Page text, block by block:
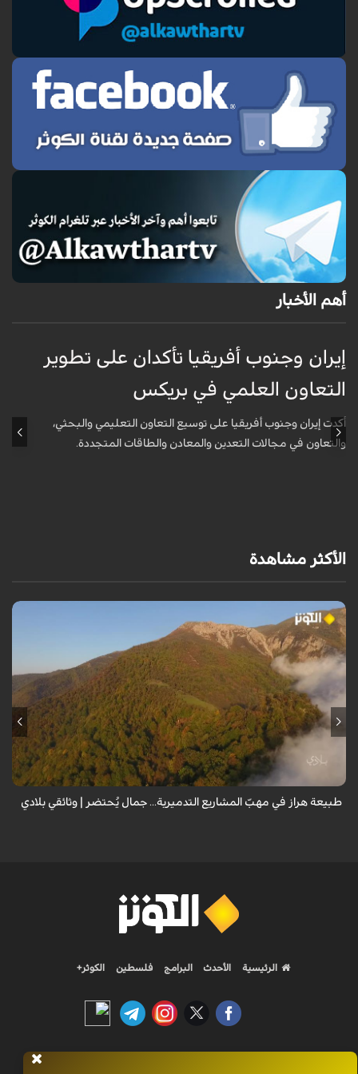
أهم الأخبار
إيران وجنوب أفريقيا تأكدان على تطوير
التعاون العلمي في بريكس
أكدت إيران وجنوب أفريقيا على توسيع التعاون التعليمي والبحثي،
والتعاون في مجالات التعدين والمعادن والطاقات المتجددة.
الأكثر مشاهدة
من قلب طبيعة هراز التي كانت يوماً من أجمل الموائل الطبيعية في إيران، يحذر
المعد من كارثة بيئية: "وحش الأعمال والمشاريع التدميرية تنهش بجسم
طبيعة هراز في مهبّ المشاريع التدميرية... جمال يُحتضر | وثائقي بلادي
الرئيسية الأحدث البرامج فلسطين الكوثر+